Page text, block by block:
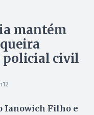
mantém
policial civil
Ianowich Filho e